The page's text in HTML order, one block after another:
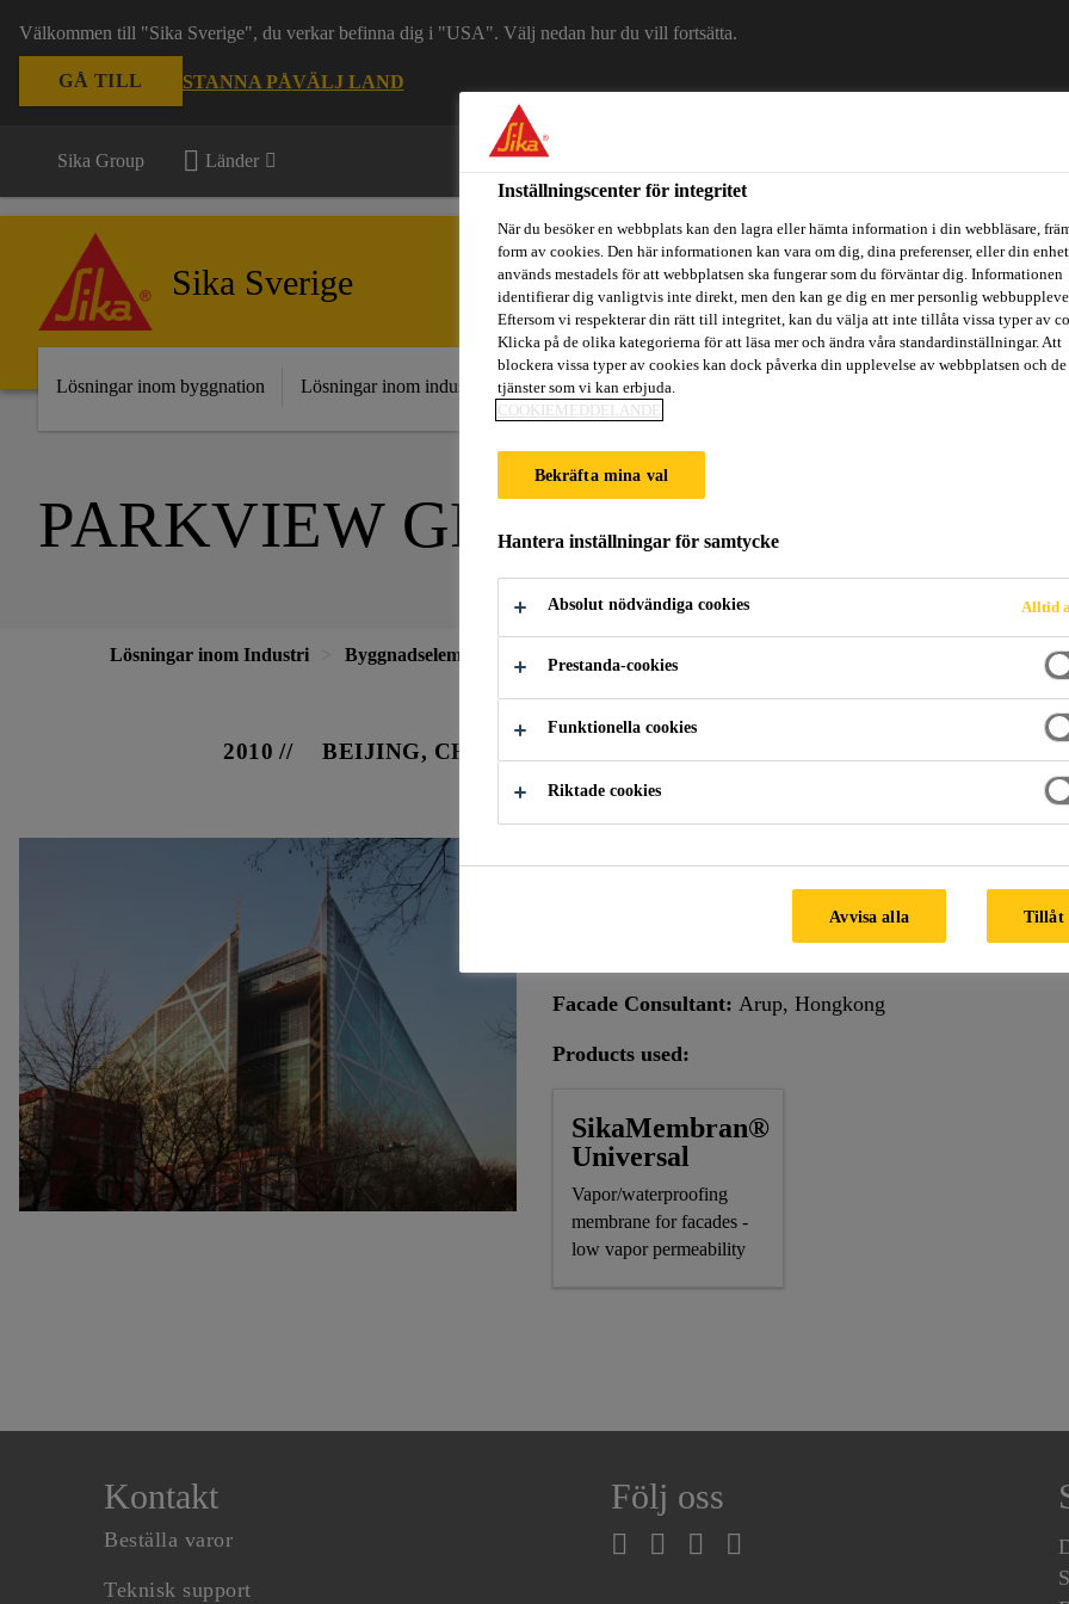
Välkommen till "Sika Sverige", du verkar befinna dig i "USA". Välj nedan hur du vill fortsätta.
GÅ TILL STANNA PÅVÄLJ LAND
Sika Group Länder
Sika Sverige
Lösningar inom byggnation Lösningar inom industri Fritidsbåtar Referenser
PARKVIEW GREEN FANGCAODI
Lösningar inom Industri Byggnadselement Fasad Parkview Green FangCaoDi
2010 BEIJING, CHINA
Facade Consultant: Arup, Hongkong
Products used:
SikaMembran®
Universal
Vapor/waterproofing
membrane for facades -
low vapor permeability
Kontakt
Beställa varor
Teknisk support
Följ oss
Inställningscenter för integritet
När du besöker en webbplats kan den lagra eller hämta information i din webbläsare,
form av cookies. Den här informationen kan vara om dig, dina preferenser, eller din
används mestadels för att webbplatsen ska fungerar som du förväntar dig. Informationen
identifierar dig vanligtvis inte direkt, men den kan ge dig en mer personlig
Eftersom vi respekterar din rätt till integritet, kan du välja att inte tillåta vissa typer av
Klicka på de olika kategorierna för att läsa mer och ändra våra standardinställningar. Att
blockera vissa typer av cookies kan dock påverka din upplevelse av webbplatsen och de
tjänster som vi kan erbjuda.
COOKIEMEDDELANDE
Bekräfta mina val
Hantera inställningar för samtycke
Absolut nödvändiga cookies Alltid
Prestanda-cookies
Funktionella cookies
Riktade cookies
Avvisa alla Tillåt